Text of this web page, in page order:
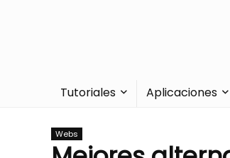
Tutoriales Aplicaciones
Webs